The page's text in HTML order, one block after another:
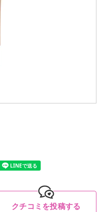
LINEで送る
クチコミを投稿する